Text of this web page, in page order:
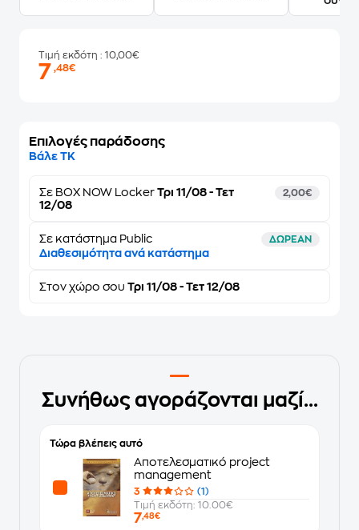
Τιμή εκδότη : 10,00€
7,48€
Επιλογές παράδοσης
Βάλε ΤΚ
Σε BOX NOW Locker Τρι 11/08 - Τετ
12/08
2,00€
Σε κατάστημα Public ΔΩΡΕΑΝ
Διαθεσιμότητα ανά κατάστημα
Στον χώρο σου Τρι 11/08 - Τετ 12/08
Συνήθως αγοράζονται μαζί...
Τώρα βλέπεις αυτό
Αποτελεσματικό project
management
3
(1)
Τιμή εκδότη: 10.00€
7,48€